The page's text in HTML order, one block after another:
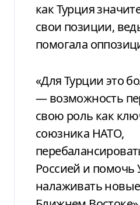
как Турция
свои позиции,
помогала
«Для Турции это
— возможность
свою роль как
союзника НАТО,
Россией и помочь
налаживать